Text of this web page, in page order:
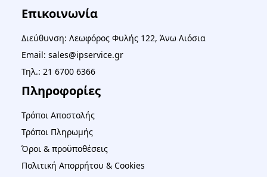
Επικοινωνία
Διεύθυνση: Λεωφόρος Φυλής 122, Άνω Λιόσια
Email: sales@ipservice.gr
Τηλ.: 21 6700 6366
Πληροφορίες
Τρόποι Αποστολής
Τρόποι Πληρωμής
Όροι & προϋποθέσεις
Πολιτική Απορρήτου & Cookies